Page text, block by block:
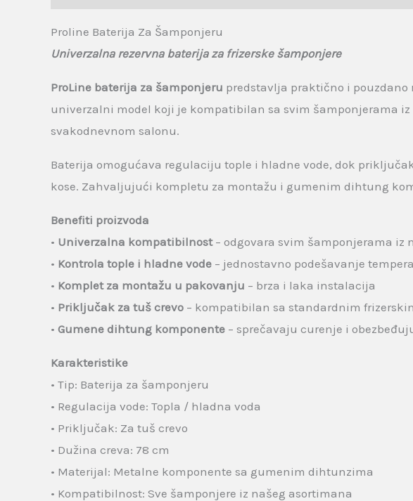
Proline Baterija Za Šamponjeru
Univerzalna rezervna baterija za frizerske šamponjere
ProLine baterija za šamponjeru predstavlja praktično i pouzdano
univerzalni model koji je kompatibilan sa svim šamponjerama
svakodnevnom salonu.
Baterija omogućava regulaciju tople i hladne vode, dok
kose. Zahvaljujući kompletu za montažu i gumenim dihtung
Benefiti proizvoda
• Univerzalna kompatibilnost– odgovara svim šamponjerama iz
• Kontrola tople i hladne vode – jednostavno podešavanje
• Komplet za montažu u pakovanju – brza i laka instalacija
• Priključak za tuš crevo – kompatibilan sa standardnim
• Gumene dihtung komponente – sprečavaju curenje i
Karakteristike
• Tip: Baterija za šamponjeru
• Regulacija vode: Topla / hladna voda
• Priključak: Za tuš crevo
• Dužina creva: 78 cm
• Materijal: Metalne komponente sa gumenim dihtunzima
• Kompatibilnost: Sve šamponjere iz našeg asortimana